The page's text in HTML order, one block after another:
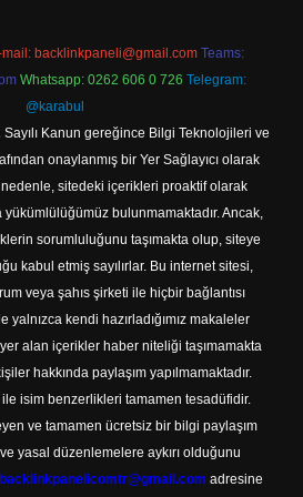
mail: backlinkpaneli@gmail.com Teams:
Whatsapp: 0262 606 0 726 Telegram:
@karabul
Kanun gereğince Bilgi Teknolojileri ve
onaylanmış bir Yer Sağlayıcı olarak
sitedeki içerikleri proaktif olarak
yükümlülüğümüz bulunmamaktadır. Ancak,
sorumluluğunu taşımakta olup, siteye
kabul etmiş sayılırlar. Bu internet sitesi,
veya şahıs şirketi ile hiçbir bağlantısı
yalnızca kendi hazırladığımız makaleler
alan içerikler haber niteliği taşımamakta
hakkında paylaşım yapılmamaktadır.
isim benzerlikleri tamamen tesadüfidir.
ve tamamen ücretsiz bir bilgi paylaşım
yasal düzenlemelere aykırı olduğunu
backlinkpanelicomtr@gmail.com adresine